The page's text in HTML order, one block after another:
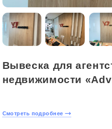
Вывеска для
недвижимости
Смотреть подробнее